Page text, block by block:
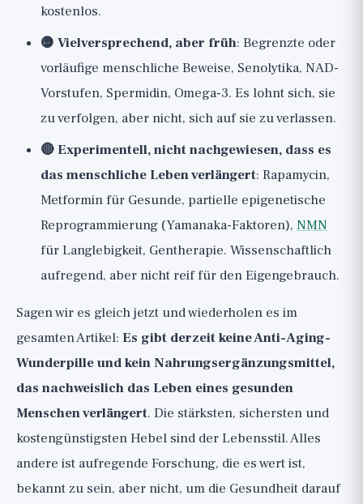
kostenlos.
🟡 Vielversprechend, aber früh: Begrenzte oder
vorläufige menschliche Beweise, Senolytika, NAD-
Vorstufen, Spermidin, Omega-3. Es lohnt sich, sie
zu verfolgen, aber nicht, sich auf sie zu verlassen.
🔴 Experimentell, nicht nachgewiesen, dass es
das menschliche Leben verlängert: Rapamycin,
Metformin für Gesunde, partielle epigenetische
Reprogrammierung (Yamanaka-Faktoren), NMN
für Langlebigkeit, Gentherapie. Wissenschaftlich
aufregend, aber nicht reif für den Eigengebrauch.
Sagen wir es gleich jetzt und wiederholen es im
gesamten Artikel: Es gibt derzeit keine Anti-Aging-
Wunderpille und kein Nahrungsergänzungsmittel,
das nachweislich das Leben eines gesunden
Menschen verlängert. Die stärksten, sichersten und
kostengünstigsten Hebel sind der Lebensstil. Alles
andere ist aufregende Forschung, die es wert ist,
bekannt zu sein, aber nicht, um die Gesundheit darauf